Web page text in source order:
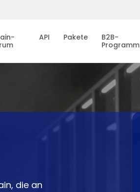
API Pakete
B2B-
Programm
die an